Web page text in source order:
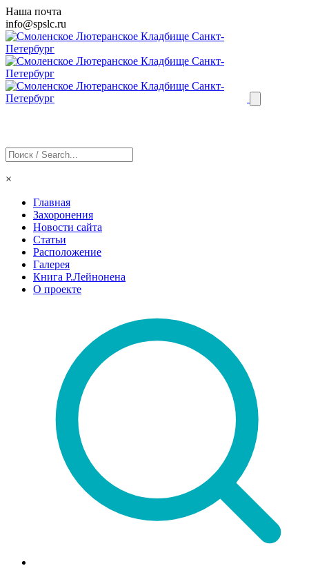
Наша почта
info@spslc.ru
×
Главная
Захоронения
Новости сайта
Статьи
Расположение
Галерея
Книга Р.Лейнонена
О проекте